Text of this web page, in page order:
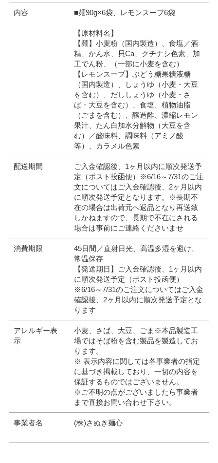
内容 ■麺90g×6袋、レモンスープ6袋
【原材料名】
【麺】小麦粉（国内製造）、食塩／酒
精、かん水、貝Ca、クチナシ色素、加
工でん粉、（一部に小麦を含む）
【レモンスープ】ぶどう糖果糖液糖
（国内製造）、しょうゆ（小麦・大豆
を含む）、だししょうゆ（小麦・さ
ば・大豆を含む）、食塩、植物油脂
（ごまを含む）、醸造酢、濃縮レモン
果汁、たん白加水分解物（大豆を含
む）／酸味料、調味料（アミノ酸
等）、カラメル色素
配送期間
ご入金確認後、1ヶ月以内に順次発送予
定（ポスト投函便）※6/16～7/31のご注
文についてはご入金確認後、2ヶ月以内
に順次発送予定となります。※長期不
在の場合は出荷元へ返品となり再送致
しかねますので、長期で不在にされる
場合は事前にご連絡くださいませ
消費期限
45日間／直射日光、高温多湿を避け、
常温保存
【発送期日】ご入金確認後、1ヶ月以内
に順次発送予定（ポスト投函便）
※6/16～7/31のご注文についてはご入金
確認後、2ヶ月以内に順次発送予定とな
ります
アレルギー表
示
小麦、さば、大豆、ごま※本品製造工
場ではそば粉を含む製品を製造してお
ります。
※ 表示内容に関しては各事業者の指定
に基づき掲載しており、一切の内容を
保証するものではございません。
※ご不明の点がございましたら事業者
まで直接お問い合わせ下さい。
事業者名 (株)さぬき麺心